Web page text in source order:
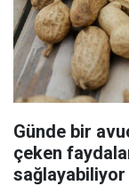
Günde bir
çeken
sağlayabiliyor